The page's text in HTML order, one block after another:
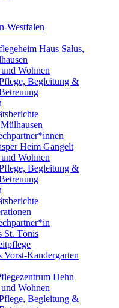
Westfalen
Haus Salus,
Wohnen
Begleitung &
Heim Gangelt
Wohnen
Begleitung &
St. Tönis
Vorst-Kandergarten
Hehn
Wohnen
Begleitung &